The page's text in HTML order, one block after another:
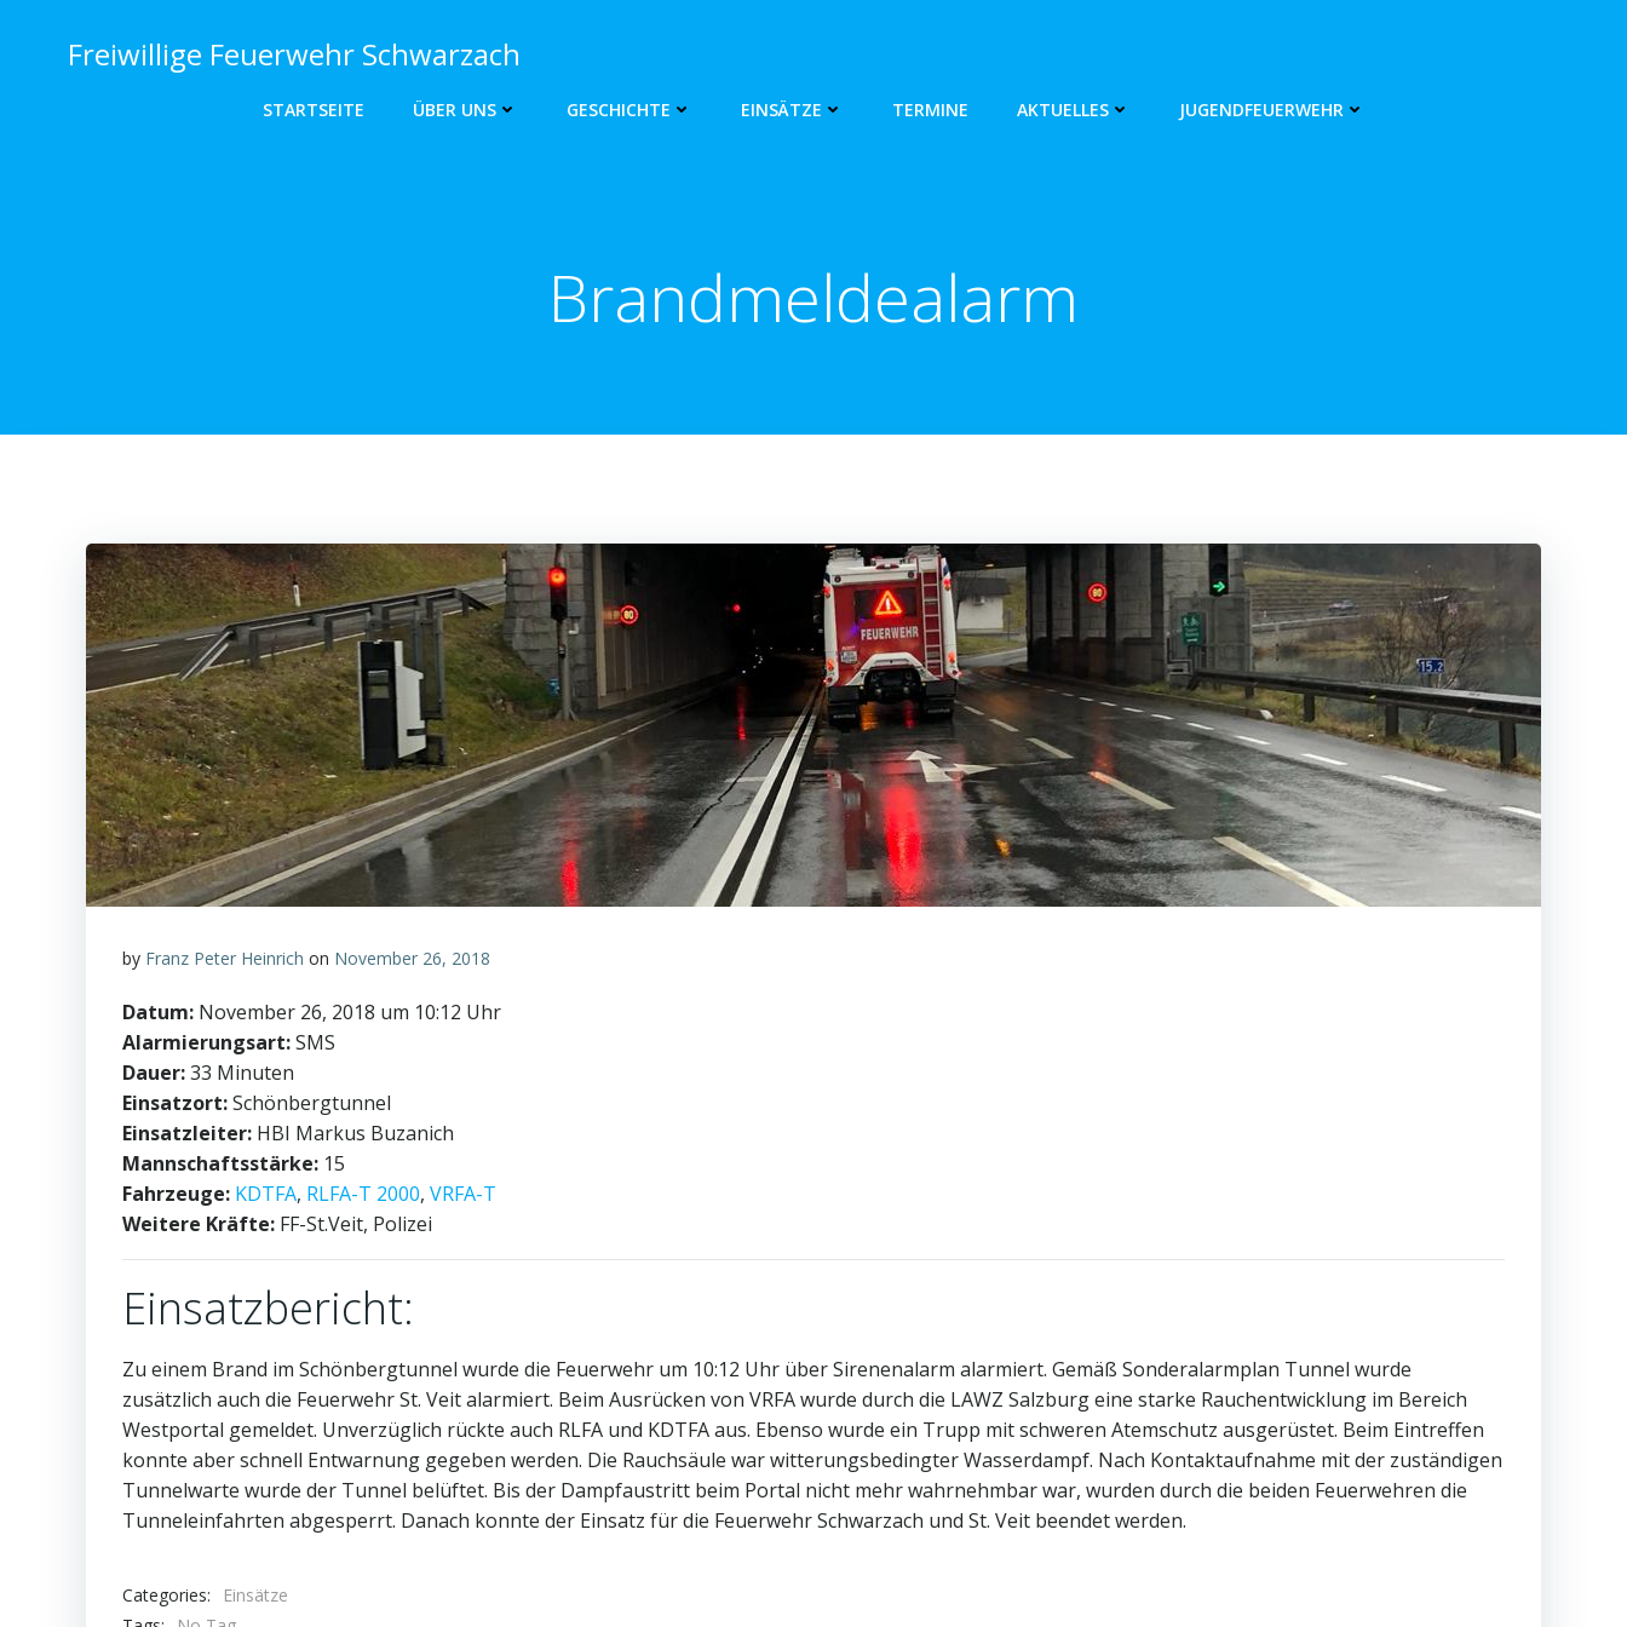
springenFreiwillige Feuerwehr Schwarzach
STARTSEITE ÜBER UNS GESCHICHTE EINSÄTZE TERMINE AKTUELLES JUGENDFEUERWEHR
Brandmeldealarm
by Franz Peter Heinrich on November 26, 2018
Datum: November 26, 2018 um 10:12 Uhr
Alarmierungsart:SMS
Dauer:33 Minuten
Einsatzort:Schönbergtunnel
Einsatzleiter: HBI Markus Buzanich
Mannschaftsstärke: 15
Fahrzeuge: KDTFA, RLFA-T 2000, VRFA-T
Weitere Kräfte: FF-St.Veit, Polizei
Einsatzbericht:
Zu einem Brand im Schönbergtunnel wurde die Feuerwehr um 10:12 Uhr über Sirenenalarm alarmiert. Gemäß Sonderalarmplan Tunnel wurde
zusätzlich auch die Feuerwehr St. Veit alarmiert. Beim Ausrücken von VRFA wurde durch die LAWZ Salzburg eine starke Rauchentwicklung im Bereich
Westportal gemeldet. Unverzüglich rückte auch RLFA und KDTFA aus. Ebenso wurde ein Trupp mit schweren Atemschutz ausgerüstet. Beim Eintreffen
konnte aber schnell Entwarnung gegeben werden. Die Rauchsäule war witterungsbedingter Wasserdampf. Nach Kontaktaufnahme mit der zuständigen
Tunnelwarte wurde der Tunnel belüftet. Bis der Dampfaustritt beim Portal nicht mehr wahrnehmbar war, wurden durch die beiden Feuerwehren die
Tunneleinfahrten abgesperrt. Danach konnte der Einsatz für die Feuerwehr Schwarzach und St. Veit beendet werden.
Categories:
Einsätze